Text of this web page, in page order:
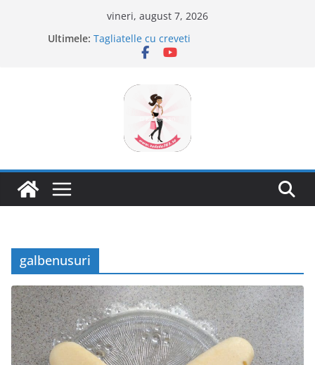
vineri, august 7, 2026
Ultimele: Tagliatelle cu creveti
Clafoutis cu cirese
Savarine
galbenusuri